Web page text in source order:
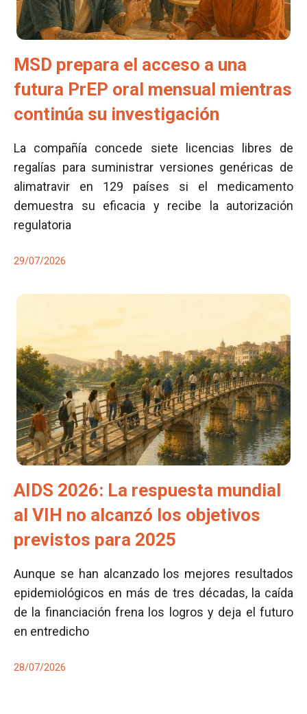
MSD prepara el acceso a una
futura PrEP oral mensual mientras
continúa su investigación
La compañía concede siete licencias libres de
regalías para suministrar versiones genéricas de
alimatravir en 129 países si el medicamento
demuestra su eficacia y recibe la autorización
regulatoria
29/07/2026
AIDS 2026: La respuesta mundial
al VIH no alcanzó los objetivos
previstos para 2025
Aunque se han alcanzado los mejores resultados
epidemiológicos en más de tres décadas, la caída
de la financiación frena los logros y deja el futuro
en entredicho
28/07/2026